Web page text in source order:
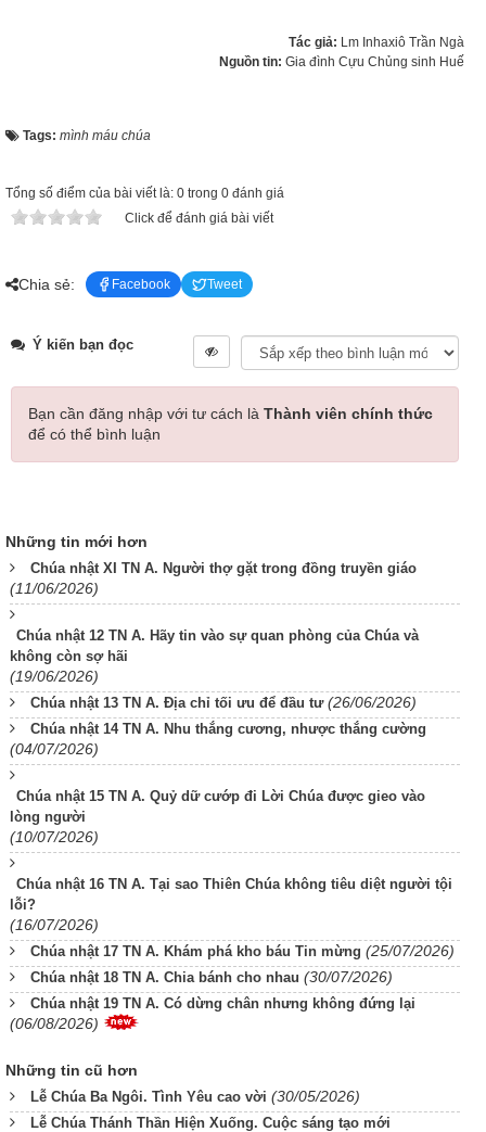
Tác giả: Lm Inhaxiô Trần Ngà
Nguồn tin: Gia đình Cựu Chủng sinh Huế
Tags: mình máu chúa
Tổng số điểm của bài viết là: 0 trong 0 đánh giá
Click để đánh giá bài viết
Chia sẻ: Facebook Tweet
Ý kiến bạn đọc
Bạn cần đăng nhập với tư cách là Thành viên chính thức
để có thể bình luận
Những tin mới hơn
Chúa nhật XI TN A. Người thợ gặt trong đồng truyền giáo
(11/06/2026)
Chúa nhật 12 TN A. Hãy tin vào sự quan phòng của Chúa và
không còn sợ hãi
(19/06/2026)
Chúa nhật 13 TN A. Địa chỉ tối ưu để đầu tư (26/06/2026)
Chúa nhật 14 TN A. Nhu thắng cương, nhược thắng cường
(04/07/2026)
Chúa nhật 15 TN A. Quỷ dữ cướp đi Lời Chúa được gieo vào
lòng người
(10/07/2026)
Chúa nhật 16 TN A. Tại sao Thiên Chúa không tiêu diệt người tội
lỗi?
(16/07/2026)
Chúa nhật 17 TN A. Khám phá kho báu Tin mừng (25/07/2026)
Chúa nhật 18 TN A. Chia bánh cho nhau (30/07/2026)
Chúa nhật 19 TN A. Có dừng chân nhưng không đứng lại
(06/08/2026)
Những tin cũ hơn
Lễ Chúa Ba Ngôi. Tình Yêu cao vời (30/05/2026)
Lễ Chúa Thánh Thần Hiện Xuống. Cuộc sáng tạo mới